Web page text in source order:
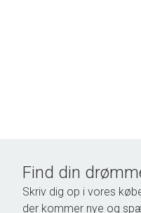
Find din
Skriv dig op i vores
der kommer nye og